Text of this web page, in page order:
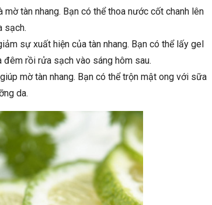
tàn nhang. Bạn có thể thoa nước cốt chanh lên
sạch.
sự xuất hiện của tàn nhang. Bạn có thể lấy gel
đêm rồi rửa sạch vào sáng hôm sau.
mờ tàn nhang. Bạn có thể trộn mật ong với sữa
da.